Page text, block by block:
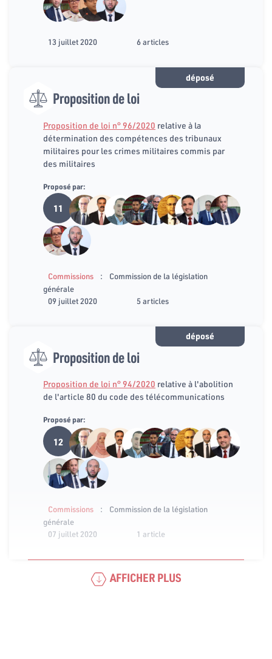
13 juillet 2020 6 articles
déposé
Proposition de loi
Proposition de loi n° 96/2020 relative à la
détermination des compétences des tribunaux
militaires pour les crimes militaires commis par
des militaires
Proposé par:
11
Commissions :
Commission de la législation
générale
09 juillet 2020
5 articles
déposé
Proposition de loi
Proposition de loi n° 94/2020 relative à l'abolition
de l'article 80 du code des télécommunications
Proposé par:
12
Commissions :
Commission de la législation
générale
07 juillet 2020
1 article
AFFICHER PLUS